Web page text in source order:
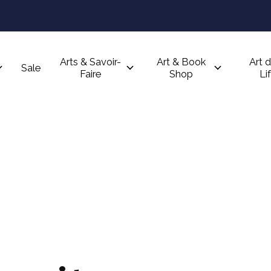
Sale
Arts & Savoir-
Faire
Art & Book
Shop
Art